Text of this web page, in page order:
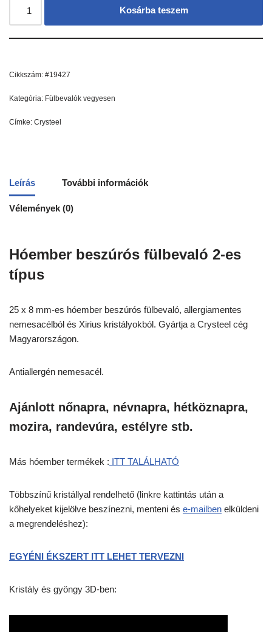
Kosárba teszem
Cikkszám: #19427
Kategória: Fülbevalók vegyesen
Címke: Crysteel
Leírás További információk
Vélemények (0)
Hóember beszúrós fülbevaló 2-es
típus
25 x 8 mm-es hóember beszúrós fülbevaló, allergiamentes
nemesacélból és Xirius kristályokból. Gyártja a Crysteel cég
Magyarországon.
Antiallergén nemesacél.
Ajánlott nőnapra, névnapra, hétköznapra,
mozira, randevúra, estélyre stb.
Más hóember termékek : ITT TALÁLHATÓ
Többszínű kristállyal rendelhető (linkre kattintás után a
kőhelyeket kijelölve beszínezni, menteni és e-mailben elküldeni
a megrendeléshez):
EGYÉNI ÉKSZERT ITT LEHET TERVEZNI
Kristály és gyöngy 3D-ben: